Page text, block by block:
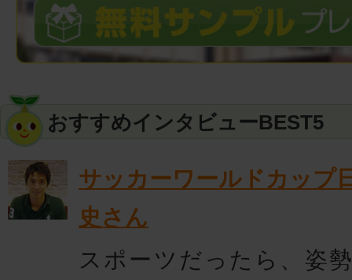
おすすめインタビューBEST5
サッカーワールドカッ
史さん
スポーツだったら、姿